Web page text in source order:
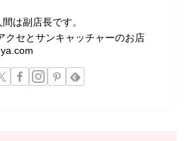
は副店長です。
クセとサンキャッチャーのお店